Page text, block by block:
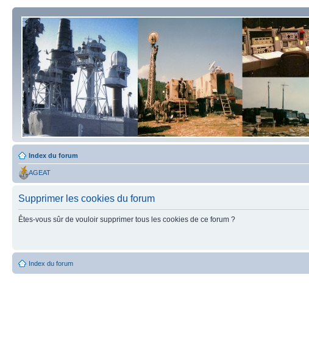
Index du forum
AGEAT
Supprimer les cookies du forum
Êtes-vous sûr de vouloir supprimer tous les cookies de ce forum ?
Index du forum